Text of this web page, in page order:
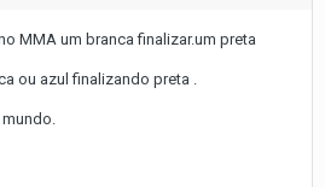
MMA um branca finalizar.um preta
ou azul finalizando preta .